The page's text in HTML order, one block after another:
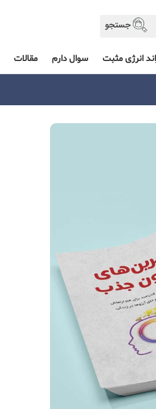
انرژی مثبت سوال دارم مقالات